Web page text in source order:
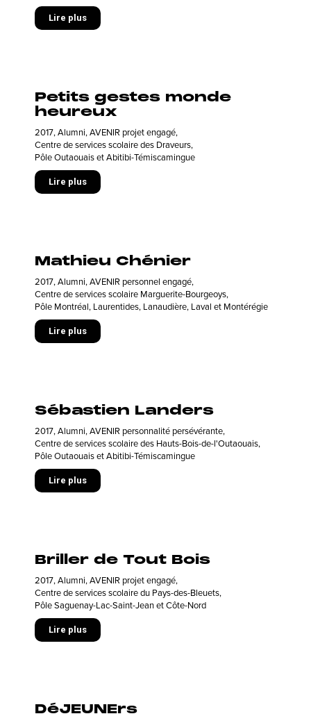
Lire plus
Petits gestes monde
heureux
2017,Alumni,AVENIR projet engagé,
Centre de services scolaire des Draveurs,
Pôle Outaouais et Abitibi-Témiscamingue
Lire plus
Mathieu Chénier
2017,Alumni,AVENIR personnel engagé,
Centre de services scolaire Marguerite-Bourgeoys,
Pôle Montréal, Laurentides, Lanaudière, Laval et Montérégie
Lire plus
Sébastien Landers
2017,Alumni,AVENIR personnalité persévérante,
Centre de services scolaire des Hauts-Bois-de-l'Outaouais,
Pôle Outaouais et Abitibi-Témiscamingue
Lire plus
Briller de Tout Bois
2017,Alumni,AVENIR projet engagé,
Centre de services scolaire du Pays-des-Bleuets,
Pôle Saguenay-Lac-Saint-Jean et Côte-Nord
Lire plus
DéJEUNErs